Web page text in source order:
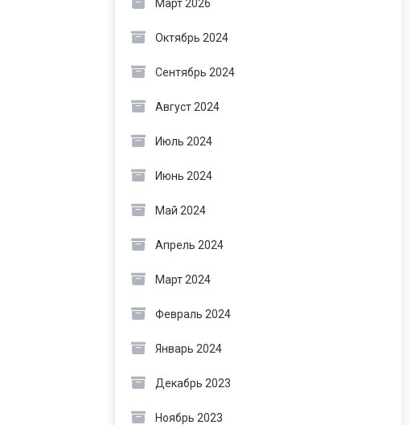
Март 2026
Октябрь 2024
Сентябрь 2024
Август 2024
Июль 2024
Июнь 2024
Май 2024
Апрель 2024
Март 2024
Февраль 2024
Январь 2024
Декабрь 2023
Ноябрь 2023